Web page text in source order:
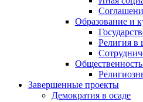
Образование и
Религия в
Завершенные проекты
Демократия в осаде